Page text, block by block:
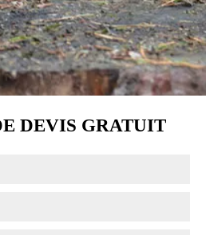
DEVIS GRATUIT